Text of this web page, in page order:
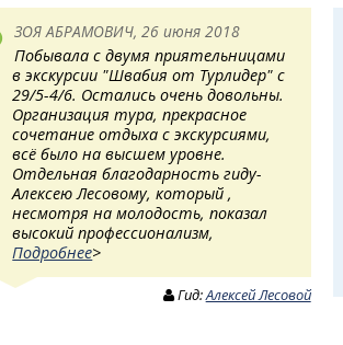
ЗОЯ АБРАМОВИЧ, 26 июня 2018
Побывала с двумя приятельницами
в экскурсии "Швабия от Турлидер" с
29/5-4/6. Остались очень довольны.
Организация тура, прекрасное
сочетание отдыха с экскурсиями,
всё было на высшем уровне.
Отдельная благодарность гиду-
Алексею Лесовому, который ,
несмотря на молодость, показал
высокий профессионализм,
Подробнее>
Гид:Алексей Лесовой